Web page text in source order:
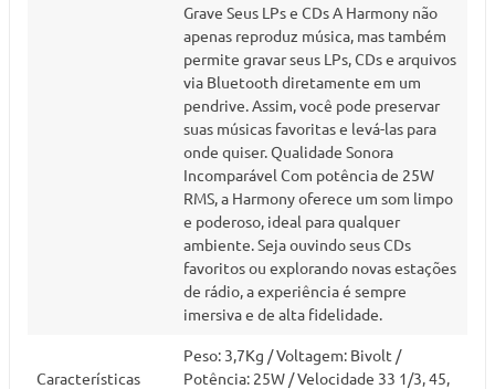
Grave Seus LPs e CDs A Harmony não
apenas reproduz música, mas também
permite gravar seus LPs, CDs e arquivos
via Bluetooth diretamente em um
pendrive. Assim, você pode preservar
suas músicas favoritas e levá-las para
onde quiser. Qualidade Sonora
Incomparável Com potência de 25W
RMS, a Harmony oferece um som limpo
e poderoso, ideal para qualquer
ambiente. Seja ouvindo seus CDs
favoritos ou explorando novas estações
de rádio, a experiência é sempre
imersiva e de alta fidelidade.
Características
Peso: 3,7Kg / Voltagem: Bivolt /
Potência: 25W / Velocidade 33 1/3, 45,